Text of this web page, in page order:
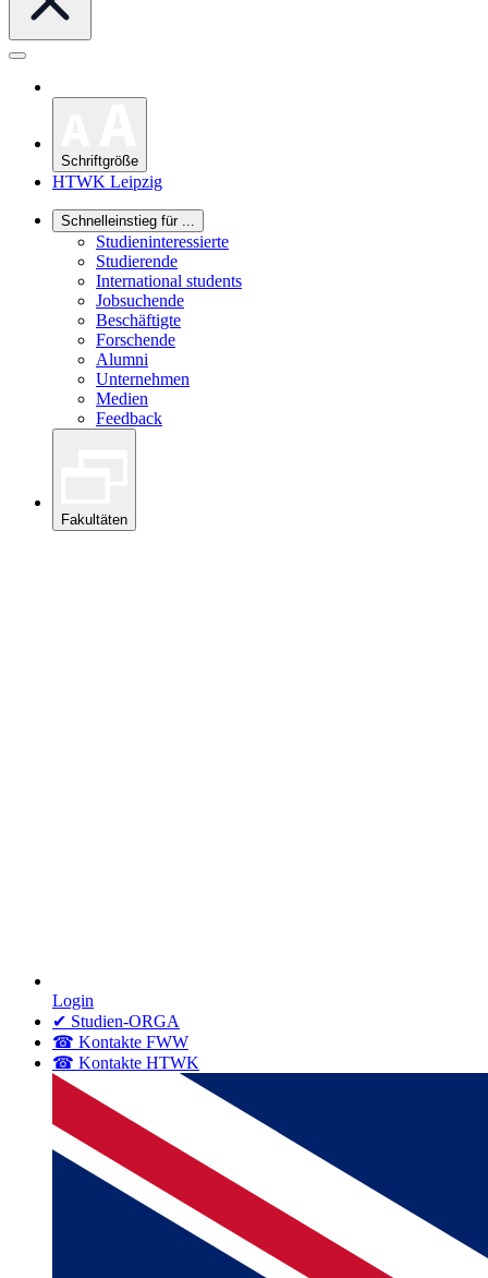
Schriftgröße
HTWK Leipzig
Schnelleinstieg für ...
Studieninteressierte
Studierende
International students
Jobsuchende
Beschäftigte
Forschende
Alumni
Unternehmen
Medien
Feedback
Fakultäten
Login
✔ Studien-ORGA
☎ Kontakte FWW
☎ Kontakte HTWK